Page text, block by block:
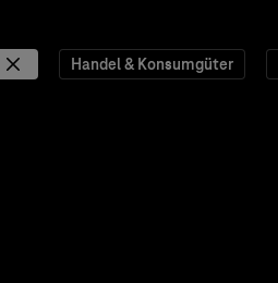
Handel & Konsumgüter